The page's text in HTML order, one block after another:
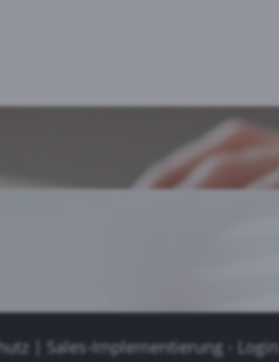
Sales-Implementierung - Login